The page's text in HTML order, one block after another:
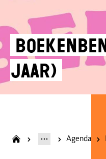
jaar)
Agenda